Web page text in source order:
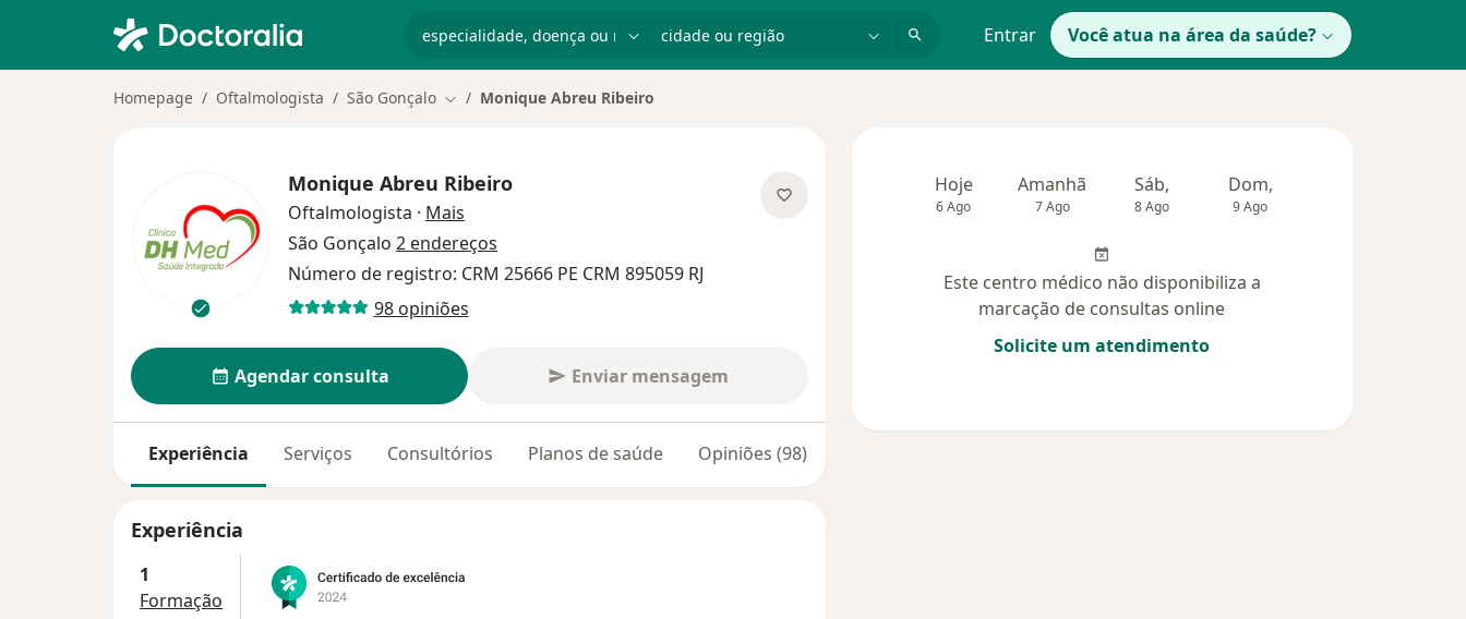
Entrar Você atua na área da saúde?
Homepage Oftalmologista São Gonçalo Mudar de cidade
Monique Abreu Ribeiro
Monique Abreu Ribeiro
Oftalmologista · Mais
São Gonçalo 2 endereços
Número de registro: CRM 25666 PE CRM 895059 RJ
98 opiniões
Agendar consulta Enviar mensagem
Experiência Serviços Consultórios Planos de saúde Opiniões (98)
Experiência
1
Formação
Hoje
6 Ago
Amanhã
7 Ago
Sáb,
8 Ago
Dom,
9 Ago
Este centro médico não disponibiliza a
marcação de consultas online
Solicite um atendimento